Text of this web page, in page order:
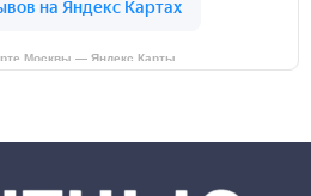
Москвы — Яндекс Карты